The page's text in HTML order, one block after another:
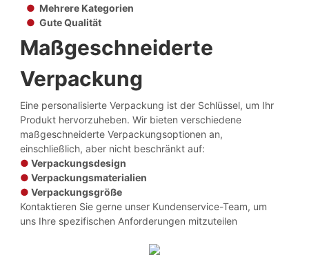
● Mehrere Kategorien
● Gute Qualität
Maßgeschneiderte
Verpackung
Eine personalisierte Verpackung ist der Schlüssel, um Ihr
Produkt hervorzuheben. Wir bieten verschiedene
maßgeschneiderte Verpackungsoptionen an,
einschließlich, aber nicht beschränkt auf:
●Verpackungsdesign
●Verpackungsmaterialien
●Verpackungsgröße
Kontaktieren Sie gerne unser Kundenservice-Team, um
uns Ihre spezifischen Anforderungen mitzuteilen